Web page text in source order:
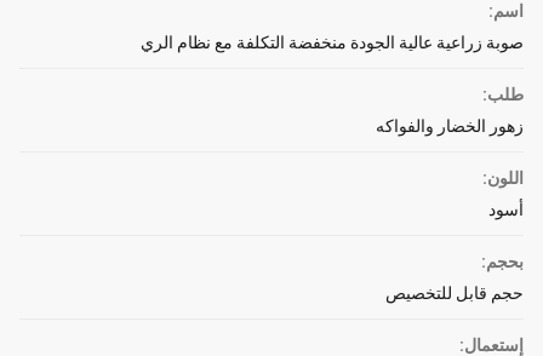
اسم:
صوبة زراعية عالية الجودة منخفضة التكلفة مع نظام الري
طلب:
زهور الخضار والفواكه
اللون:
أسود
بحجم:
حجم قابل للتخصيص
إستعمال: